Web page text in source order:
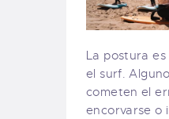
La postura
el surf.
cometen el
encorvarse o